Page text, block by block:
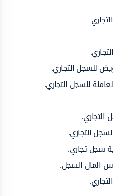
للسجل التجاري.
للسجل التجاري.
التجاري.
التجاري.
سجل تجاري.
المال السجل.